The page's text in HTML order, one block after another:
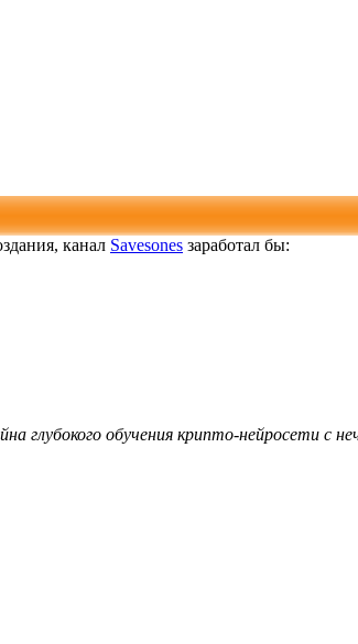
канал Savesones заработал бы:
глубокого обучения крипто-нейросети с